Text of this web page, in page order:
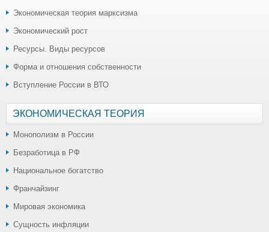
Экономическая теория марксизма
Экономический рост
Ресурсы. Виды ресурсов
Форма и отношения собственности
Вступление России в ВТО
ЭКОНОМИЧЕСКАЯ ТЕОРИЯ
Монополизм в России
Безработица в РФ
Национальное богатство
Франчайзинг
Мировая экономика
Сущность инфляции